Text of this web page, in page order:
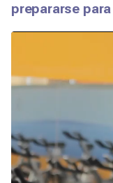
prepararse